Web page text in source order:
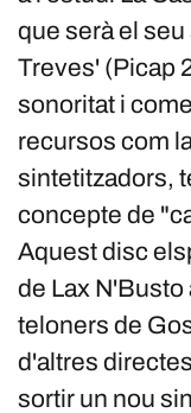
que serà el
Treves' (Picap
sonoritat i
recursos com
sintetitzadors,
concepte de
Aquest disc
de Lax N'Busto
teloners de
d'altres
sortir un nou